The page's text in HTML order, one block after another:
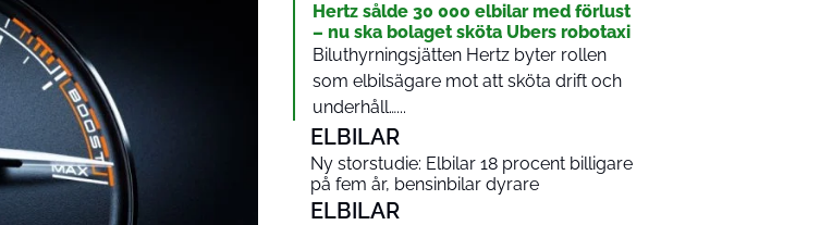
Hertz sålde 30 000 elbilar med förlust
– nu ska bolaget sköta Ubers robotaxi
Biluthyrningsjätten Hertz byter rollen
som elbilsägare mot att sköta drift och
underhåll…...
ELBILAR
Ny storstudie: Elbilar 18 procent billigare
på fem år, bensinbilar dyrare
ELBILAR